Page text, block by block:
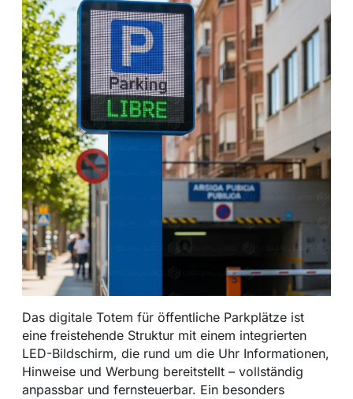
Das digitale Totem für öffentliche Parkplätze ist
eine freistehende Struktur mit einem integrierten
LED-Bildschirm, die rund um die Uhr Informationen,
Hinweise und Werbung bereitstellt – vollständig
anpassbar und fernsteuerbar. Ein besonders